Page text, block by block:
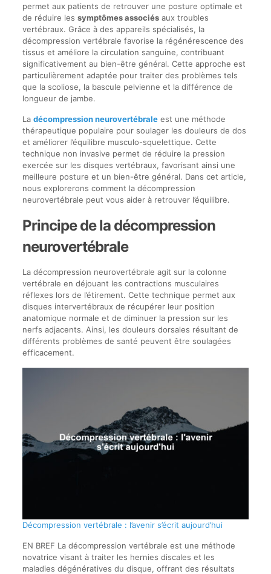
permet aux patients de retrouver une posture optimale et
de réduire les symptômes associésaux troubles
vertébraux. Grâce à des appareils spécialisés, la
décompression vertébrale favorise la régénérescence des
tissus et améliore la circulation sanguine, contribuant
significativement au bien-être général. Cette approche est
particulièrement adaptée pour traiter des problèmes tels
que la scoliose, la bascule pelvienne et la différence de
longueur de jambe.
La décompression neurovertébraleest une méthode
thérapeutique populaire pour soulager les douleurs de dos
et améliorer l’équilibre musculo-squelettique. Cette
technique non invasive permet de réduire la pression
exercée sur les disques vertébraux, favorisant ainsi une
meilleure posture et un bien-être général. Dans cet article,
nous explorerons comment la décompression
neurovertébrale peut vous aider à retrouver l’équilibre.
Principe de la décompression
neurovertébrale
La décompression neurovertébrale agit sur la colonne
vertébrale en déjouant les contractions musculaires
réflexes lors de l’étirement. Cette technique permet aux
disques intervertébraux de récupérer leur position
anatomique normale et de diminuer la pression sur les
nerfs adjacents. Ainsi, les douleurs dorsales résultant de
différents problèmes de santé peuvent être soulagées
efficacement.
Décompression vertébrale : l’avenir s’écrit aujourd’hui
EN BREF La décompression vertébrale est une méthode
novatrice visant à traiter les hernies discales et les
maladies dégénératives du disque, offrant des résultats